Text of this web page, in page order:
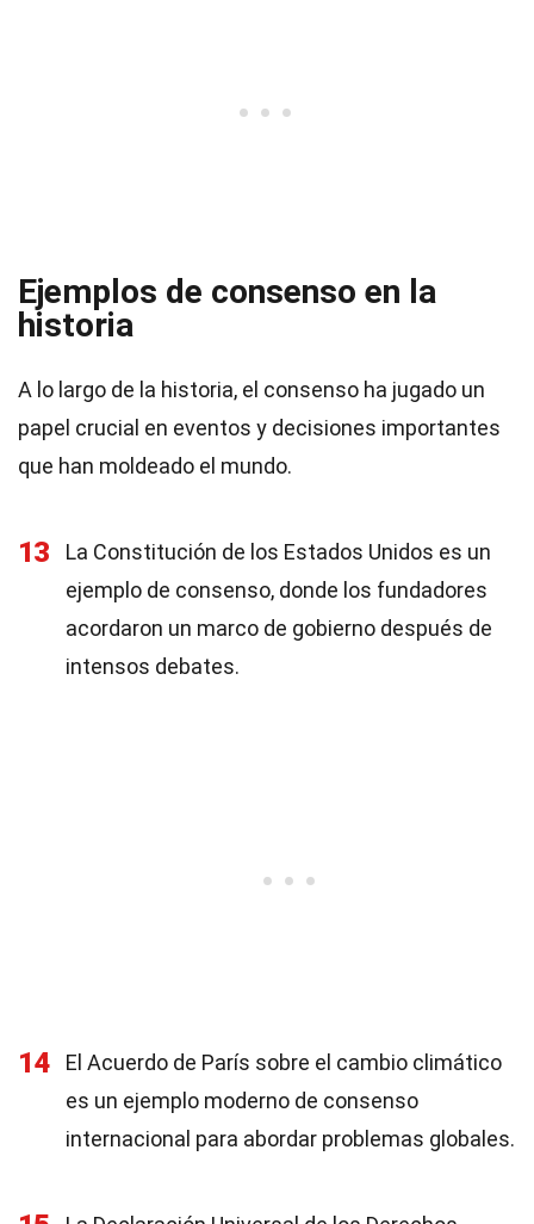
Ejemplos de consenso en la
historia
A lo largo de la historia, el consenso ha jugado un
papel crucial en eventos y decisiones importantes
que han moldeado el mundo.
13
La Constitución de los Estados Unidos es un
ejemplo de consenso, donde los fundadores
acordaron un marco de gobierno después de
intensos debates.
14
El Acuerdo de París sobre el cambio climático
es un ejemplo moderno de consenso
internacional para abordar problemas globales.